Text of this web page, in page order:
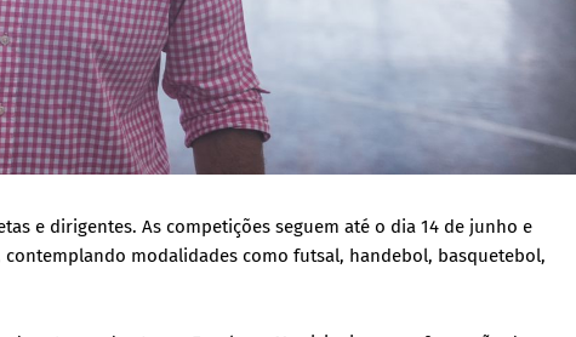
e dirigentes. As competições seguem até o dia 14 de junho e
modalidades como futsal, handebol, basquetebol,